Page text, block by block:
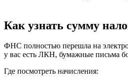
Как узнать сумму
ФНС полностью перешла на
у вас есть ЛКН, бумажные письма
Где посмотреть начисления: